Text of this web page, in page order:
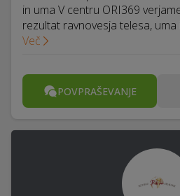
in uma V centru ORI369
rezultat ravnovesja telesa,
Več
POVPRAŠEVANJE